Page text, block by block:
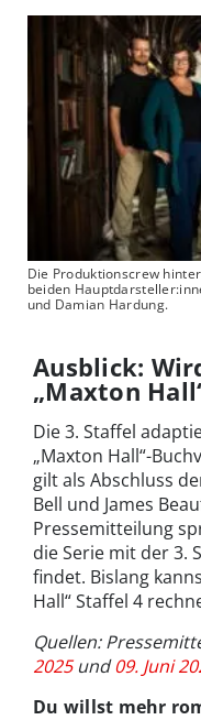
Die Produktionscrew
beiden
und Damian Hardung.
Ausblick:
„Maxton
Die 3. Staffel
„Maxton Hall“-
gilt als Abschluss
Bell und James
Pressemitteilung
die Serie mit der 3.
findet. Bislang
Hall“ Staffel 4
Quellen:
2025und09. Juni
Du willst mehr